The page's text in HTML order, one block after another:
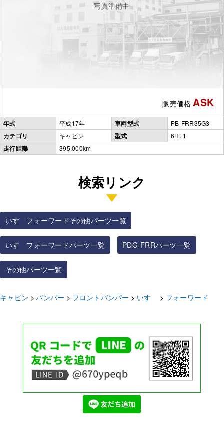
写真準備中
販売価格 ASK
年式 平成17年 車両型式 PB-FRR35G3
カテゴリ キャビン 型式 6HL1
走行距離 395,000km
検索リンク
いすゞフォーワードその他パーツ一覧
いすゞフォーワードパーツ一覧 PDG-FRRパーツ一覧
その他パーツ一覧
キャビン バンパー フロントバンパー いすゞ フォーワード